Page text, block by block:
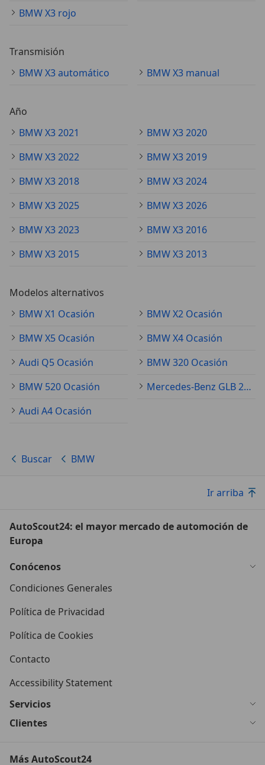
BMW X3 rojo
Transmisión
BMW X3 automático
BMW X3 manual
Año
BMW X3 2021
BMW X3 2020
BMW X3 2022
BMW X3 2019
BMW X3 2018
BMW X3 2024
BMW X3 2025
BMW X3 2026
BMW X3 2023
BMW X3 2016
BMW X3 2015
BMW X3 2013
Modelos alternativos
BMW X1 Ocasión
BMW X2 Ocasión
BMW X5 Ocasión
BMW X4 Ocasión
Audi Q5 Ocasión
BMW 320 Ocasión
BMW 520 Ocasión
Mercedes-Benz GLB 200 Ocasión
Audi A4 Ocasión
Buscar BMW
Ir arriba
AutoScout24: el mayor mercado de automoción de
Europa
Conócenos
Condiciones Generales
Política de Privacidad
Política de Cookies
Contacto
Accessibility Statement
Servicios
Clientes
Más AutoScout24